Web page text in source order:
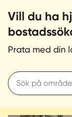
Vill du ha
Prata med din